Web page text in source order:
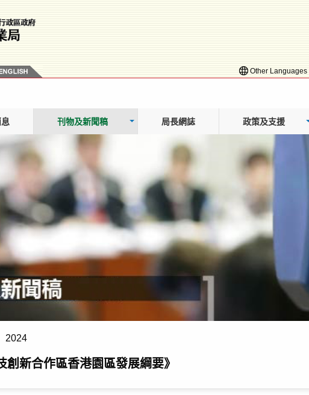
Other Languages
刊物及新聞稿 局長網誌 政策及支援
2024
新合作區香港園區發展綱要》